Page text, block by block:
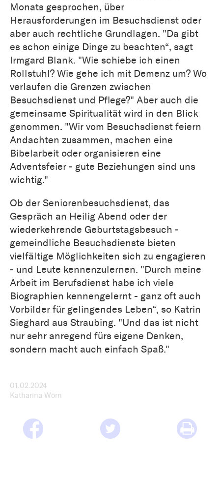
Monats gesprochen, über
Herausforderungen im Besuchsdienst oder
aber auch rechtliche Grundlagen. "Da gibt
es schon einige Dinge zu beachten“, sagt
Irmgard Blank. "Wie schiebe ich einen
Rollstuhl? Wie gehe ich mit Demenz um? Wo
verlaufen die Grenzen zwischen
Besuchsdienst und Pflege?" Aber auch die
gemeinsame Spiritualität wird in den Blick
genommen. "Wir vom Besuchsdienst feiern
Andachten zusammen, machen eine
Bibelarbeit oder organisieren eine
Adventsfeier - gute Beziehungen sind uns
wichtig."
Ob der Seniorenbesuchsdienst, das
Gespräch an Heilig Abend oder der
wiederkehrende Geburtstagsbesuch -
gemeindliche Besuchsdienste bieten
vielfältige Möglichkeiten sich zu engagieren
- und Leute kennenzulernen. "Durch meine
Arbeit im Berufsdienst habe ich viele
Biographien kennengelernt - ganz oft auch
Vorbilder für gelingendes Leben“, so Katrin
Sieghard aus Straubing. "Und das ist nicht
nur sehr anregend fürs eigene Denken,
sondern macht auch einfach Spaß."
01.02.2024
Katharina Wörn